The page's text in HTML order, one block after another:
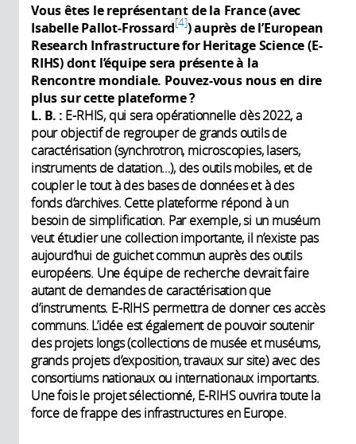
Vous êtes le représentant de la France (avec
Isabelle Pallot-Frossard 4 ) auprès de l’European
Research Infrastructure for Heritage Science (E-
RIHS) dont l’équipe sera présente à la
Rencontre mondiale. Pouvez-vous nous en dire
plus sur cette plateforme ?
L. B. : E-RHIS, qui sera opérationnelle dès 2022, a
pour objectif de regrouper de grands outils de
caractérisation (synchrotron, microscopies, lasers,
instruments de datation…), des outils mobiles, et de
coupler le tout à des bases de données et à des
fonds d’archives. Cette plateforme répond à un
besoin de simplification. Par exemple, si un muséum
veut étudier une collection importante, il n’existe pas
aujourd’hui de guichet commun auprès des outils
européens. Une équipe de recherche devrait faire
autant de demandes de caractérisation que
d’instruments. E-RIHS permettra de donner ces accès
communs. L’idée est également de pouvoir soutenir
des projets longs (collections de musée et muséums,
grands projets d’exposition, travaux sur site) avec des
consortiums nationaux ou internationaux importants.
Une fois le projet sélectionné, E-RIHS ouvrira toute la
force de frappe des infrastructures en Europe.